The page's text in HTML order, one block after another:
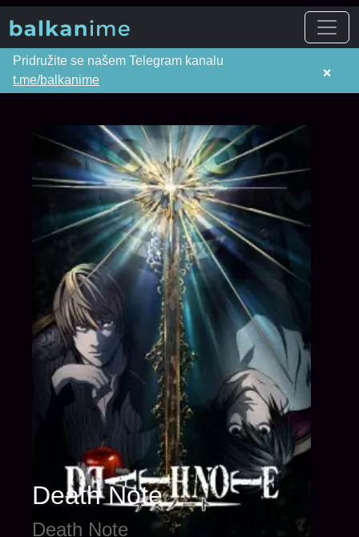
Pridružite se našem Telegram kanalu
t.me/balkanime
×
Death Note
Death Note